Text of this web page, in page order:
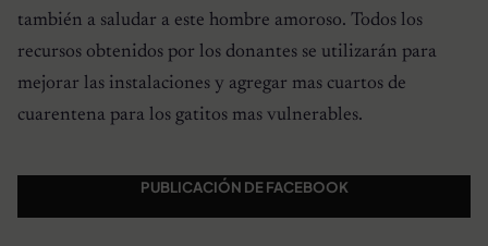
también a saludar a este hombre amoroso. Todos los
recursos obtenidos por los donantes se utilizarán para
mejorar las instalaciones y agregar mas cuartos de
cuarentena para los gatitos mas vulnerables.
PUBLICACIÓN DE FACEBOOK